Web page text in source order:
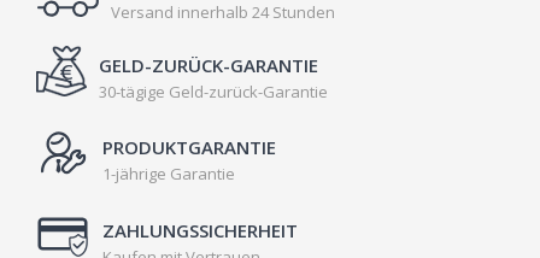
Versand innerhalb 24 Stunden
GELD-ZURÜCK-GARANTIE
30-tägige Geld-zurück-Garantie
PRODUKTGARANTIE
1-jährige Garantie
ZAHLUNGSSICHERHEIT